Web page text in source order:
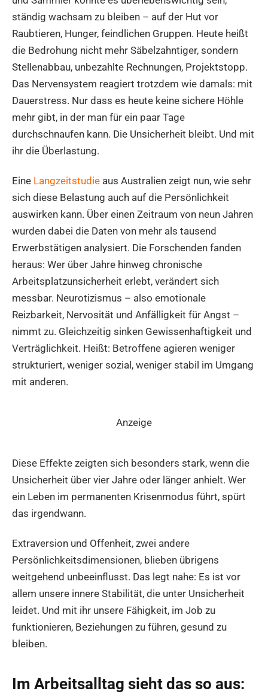
ständig wachsam zu bleiben – auf der Hut vor
Raubtieren, Hunger, feindlichen Gruppen. Heute heißt
die Bedrohung nicht mehr Säbelzahntiger, sondern
Stellenabbau, unbezahlte Rechnungen, Projektstopp.
Das Nervensystem reagiert trotzdem wie damals: mit
Dauerstress. Nur dass es heute keine sichere Höhle
mehr gibt, in der man für ein paar Tage
durchschnaufen kann. Die Unsicherheit bleibt. Und mit
ihr die Überlastung.
Eine Langzeitstudie aus Australien zeigt nun, wie sehr
sich diese Belastung auch auf die Persönlichkeit
auswirken kann. Über einen Zeitraum von neun Jahren
wurden dabei die Daten von mehr als tausend
Erwerbstätigen analysiert. Die Forschenden fanden
heraus: Wer über Jahre hinweg chronische
Arbeitsplatzunsicherheit erlebt, verändert sich
messbar. Neurotizismus – also emotionale
Reizbarkeit, Nervosität und Anfälligkeit für Angst –
nimmt zu. Gleichzeitig sinken Gewissenhaftigkeit und
Verträglichkeit. Heißt: Betroffene agieren weniger
strukturiert, weniger sozial, weniger stabil im Umgang
mit anderen.
Anzeige
Diese Effekte zeigten sich besonders stark, wenn die
Unsicherheit über vier Jahre oder länger anhielt. Wer
ein Leben im permanenten Krisenmodus führt, spürt
das irgendwann.
Extraversion und Offenheit, zwei andere
Persönlichkeitsdimensionen, blieben übrigens
weitgehend unbeeinflusst. Das legt nahe: Es ist vor
allem unsere innere Stabilität, die unter Unsicherheit
leidet. Und mit ihr unsere Fähigkeit, im Job zu
funktionieren, Beziehungen zu führen, gesund zu
bleiben.
Im Arbeitsalltag sieht das so aus: